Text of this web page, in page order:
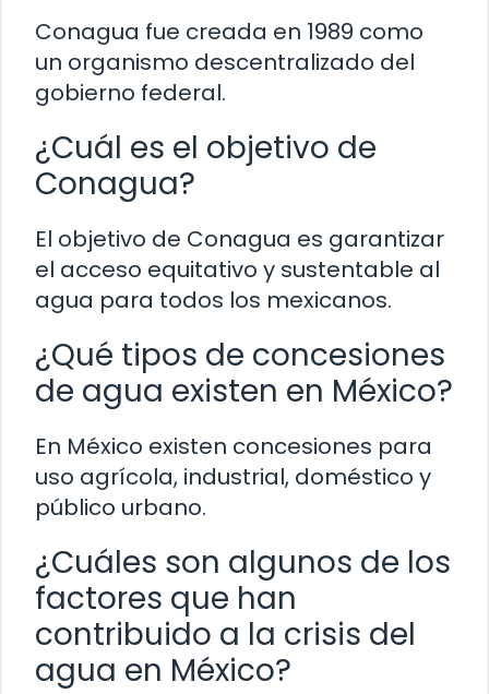
Conagua fue creada en 1989 como
un organismo descentralizado del
gobierno federal.
¿Cuál es el objetivo de
Conagua?
El objetivo de Conagua es garantizar
el acceso equitativo y sustentable al
agua para todos los mexicanos.
¿Qué tipos de concesiones
de agua existen en México?
En México existen concesiones para
uso agrícola, industrial, doméstico y
público urbano.
¿Cuáles son algunos de los
factores que han
contribuido a la crisis del
agua en México?